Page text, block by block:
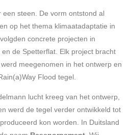
steen. De vorm ontstond al
op het thema klimaatadaptatie in
concrete projecten in
de Spetterflat. Elk project bracht
meegenomen in het ontwerp en
Flood tegel.
lucht kreeg van het ontwerp,
werd de tegel verder ontwikkeld tot
kon worden. In Duitsland